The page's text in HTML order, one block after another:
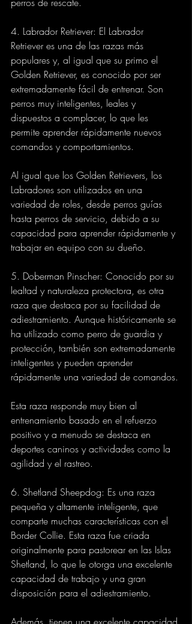
4. Labrador Retriever: El Labrador
Retriever es una de las razas más
populares y, al igual que su primo el
Golden Retriever, es conocido por ser
extremadamente fácil de entrenar. Son
perros muy inteligentes, leales y
dispuestos a complacer, lo que les
permite aprender rápidamente nuevos
comandos y comportamientos.
Al igual que los Golden Retrievers, los
Labradores son utilizados en una
variedad de roles, desde perros guías
hasta perros de servicio, debido a su
capacidad para aprender rápidamente y
trabajar en equipo con su dueño.
5. Doberman Pinscher: Conocido por su
lealtad y naturaleza protectora, es otra
raza que destaca por su facilidad de
adiestramiento. Aunque históricamente se
ha utilizado como perro de guardia y
protección, también son extremadamente
inteligentes y pueden aprender
rápidamente una variedad de comandos.
Esta raza responde muy bien al
entrenamiento basado en el refuerzo
positivo y a menudo se destaca en
deportes caninos y actividades como la
agilidad y el rastreo.
6. Shetland Sheepdog: Es una raza
pequeña y altamente inteligente, que
comparte muchas características con el
Border Collie. Esta raza fue criada
originalmente para pastorear en las Islas
Shetland, lo que le otorga una excelente
capacidad de trabajo y una gran
disposición para el adiestramiento.